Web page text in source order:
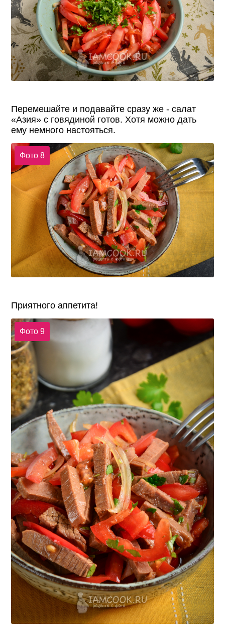
Перемешайте и подавайте сразу же - салат
«Азия» с говядиной готов. Хотя можно дать
ему немного настояться.
Фото 8
Приятного аппетита!
Фото 9